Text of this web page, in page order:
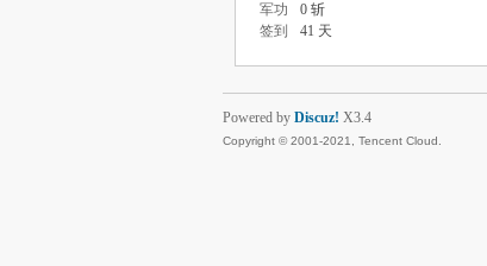
军功
0 斩
签到
41 天
Powered by Discuz! X3.4
Copyright © 2001-2021, Tencent Cloud.